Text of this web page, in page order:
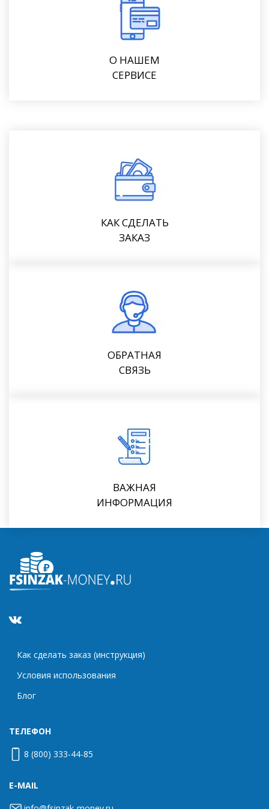
О НАШЕМ
СЕРВИСЕ
КАК СДЕЛАТЬ
ЗАКАЗ
ОБРАТНАЯ
СВЯЗЬ
ВАЖНАЯ
ИНФОРМАЦИЯ
Как сделать заказ (инструкция)
Условия использования
Блог
ТЕЛЕФОН
8 (800) 333-44-85
E-MAIL